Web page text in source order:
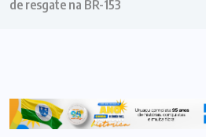
de resgate na BR-153
ACIDENTE TOCANTINS